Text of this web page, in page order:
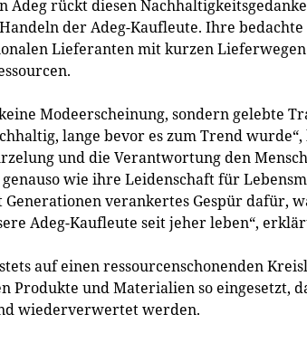
Adeg rückt diesen
der Adeg-Kaufleute. Ihre
Lieferanten mit kurzen
Modeerscheinung, sondern gelebte
lange bevor es zum Trend
und die Verantwortung den
genauso wie ihre Leidenschaft für
verankertes Gespür dafür,
Adeg-Kaufleute seit jeher leben“,
auf einen ressourcenschonenden
und Materialien so eingesetzt,
wiederverwertet werden.